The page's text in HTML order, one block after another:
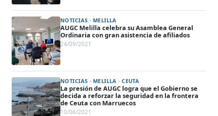
NOTICIAS · MELILLA
AUGC Melilla celebra su Asamblea General
Ordinaria con gran asistencia de afiliados
24/09/2021
NOTICIAS · MELILLA · CEUTA
La presión de AUGC logra que el Gobierno se
decida a reforzar la seguridad en la frontera
de Ceuta con Marruecos
10/06/2021